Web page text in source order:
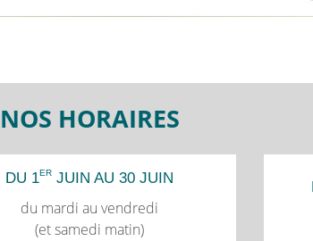
NOS HORAIRES
DU 1ERJUIN AU 30 JUIN
du mardi au vendredi
(et samedi matin)